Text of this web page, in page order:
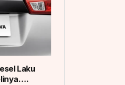
Laku